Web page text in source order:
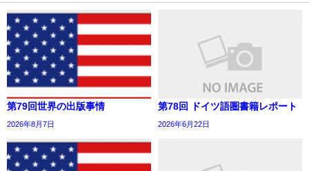
第79回世界の出版事情
2026年8月7日
第78回 ドイツ語圏書籍レポート
2026年6月22日